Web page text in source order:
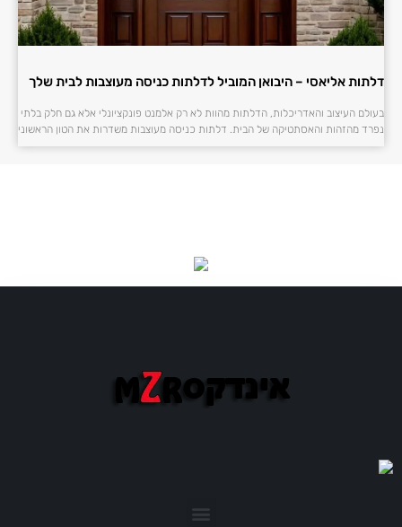
דלתות אליאסי – היבואן המוביל לדלתות כניסה מעוצבות לבית שלך
בעולם העיצוב והאדריכלות, הדלתות מהוות לא רק אלמנט פונקציונלי אלא גם חלק בלתי
נפרד מהזהות והאסתטיקה של הבית. דלתות כניסה מעוצבות משדרות את הטון הראשוני